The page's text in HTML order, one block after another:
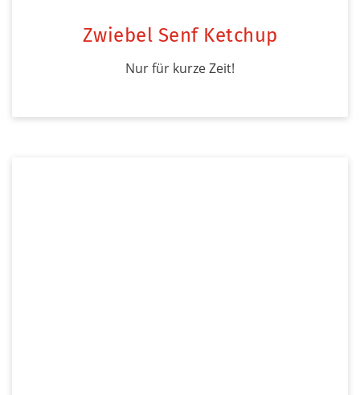
Zwiebel Senf Ketchup
Nur für kurze Zeit!